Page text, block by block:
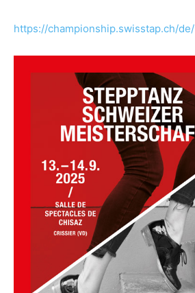
https://championship.swisstap.ch/de/